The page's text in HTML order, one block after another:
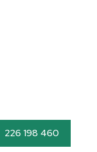
226 198 460